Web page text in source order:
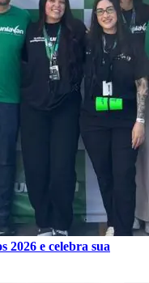
2026 e celebra sua